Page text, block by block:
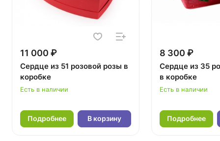
11 000 ₽
Сердце из 51 розовой розы в
коробке
Есть в наличии
Подробнее В корзину
8 300 ₽
Сердце из 35
в коробке
Есть в наличии
Подробнее